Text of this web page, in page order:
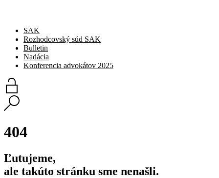
SAK
Rozhodcovský súd SAK
Bulletin
Nadácia
Konferencia advokátov 2025
404
Ľutujeme,
ale takúto stránku sme nenašli.